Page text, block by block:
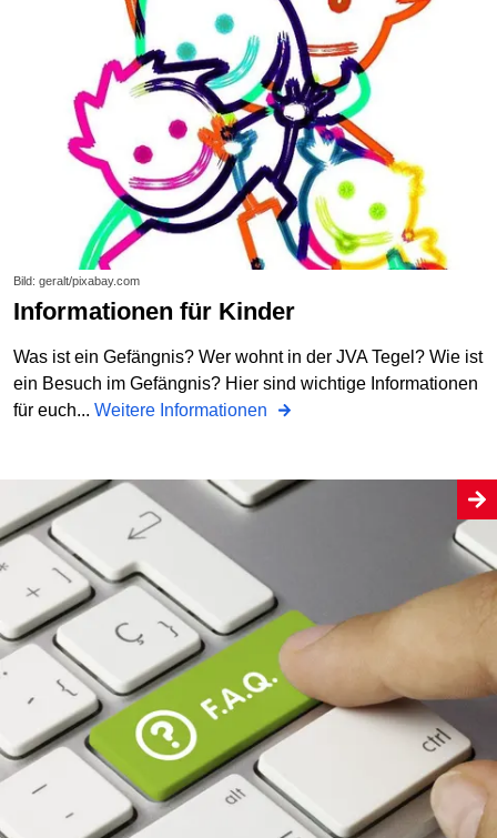
Bild: geralt/pixabay.com
Informationen für Kinder
Was ist ein Gefängnis? Wer wohnt in der JVA Tegel? Wie ist
ein Besuch im Gefängnis? Hier sind wichtige Informationen
für euch... Weitere Informationen